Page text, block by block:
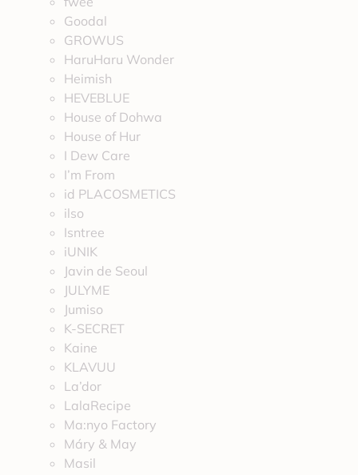
Goodal
GROWUS
HaruHaru Wonder
Heimish
HEVEBLUE
House of Dohwa
House of Hur
I Dew Care
I’m From
id PLACOSMETICS
ilso
Isntree
iUNIK
Javin de Seoul
JULYME
Jumiso
K-SECRET
Kaine
KLAVUU
La’dor
LalaRecipe
Ma:nyo Factory
Máry & May
Masil